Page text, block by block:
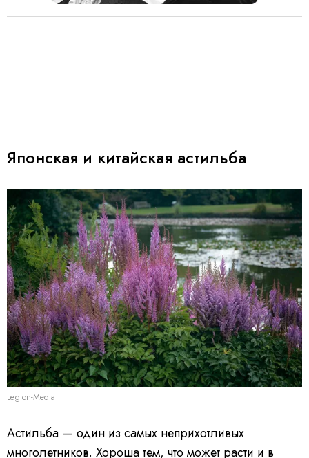
Японская и китайская астильба
Legion-Media
Астильба — один из самых неприхотливых
многолетников. Хороша тем, что может расти и в